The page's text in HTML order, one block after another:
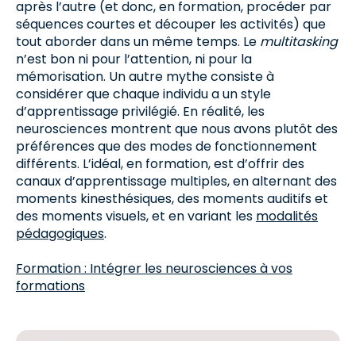
après l’autre (et donc, en formation, procéder par
séquences courtes et découper les activités) que
tout aborder dans un même temps. Le multitasking
n’est bon ni pour l’attention, ni pour la
mémorisation. Un autre mythe consiste à
considérer que chaque individu a un style
d’apprentissage privilégié. En réalité, les
neurosciences montrent que nous avons plutôt des
préférences que des modes de fonctionnement
différents. L’idéal, en formation, est d’offrir des
canaux d’apprentissage multiples, en alternant des
moments kinesthésiques, des moments auditifs et
des moments visuels, et en variant les modalités
pédagogiques.
Formation : Intégrer les neurosciences à vos
formations